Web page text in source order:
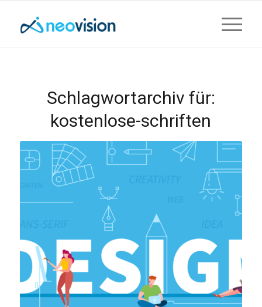
Schlagwortarchiv für:
kostenlose-schriften